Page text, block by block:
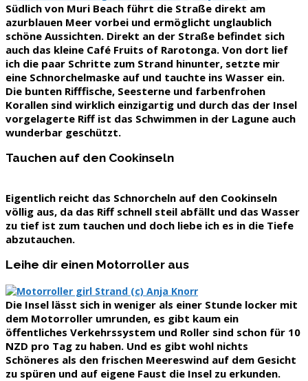
Südlich von Muri Beach führt die Straße direkt am
azurblauen Meer vorbei und ermöglicht unglaublich
schöne Aussichten. Direkt an der Straße befindet sich
auch das kleine Café Fruits of Rarotonga. Von dort lief
ich die paar Schritte zum Strand hinunter, setzte mir
eine Schnorchelmaske auf und tauchte ins Wasser ein.
Die bunten Rifffische, Seesterne und farbenfrohen
Korallen sind wirklich einzigartig und durch das der Insel
vorgelagerte Riff ist das Schwimmen in der Lagune auch
wunderbar geschützt.
Tauchen auf den Cookinseln
Eigentlich reicht das Schnorcheln auf den Cookinseln
völlig aus, da das Riff schnell steil abfällt und das Wasser
zu tief ist zum tauchen und doch liebe ich es in die Tiefe
abzutauchen.
Leihe dir einen Motorroller aus
Die Insel lässt sich in weniger als einer Stunde locker mit
dem Motorroller umrunden, es gibt kaum ein
öffentliches Verkehrssystem und Roller sind schon für 10
NZD pro Tag zu haben. Und es gibt wohl nichts
Schöneres als den frischen Meereswind auf dem Gesicht
zu spüren und auf eigene Faust die Insel zu erkunden.